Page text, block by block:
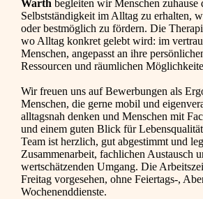
Warth begleiten wir Menschen zuhause
Selbstständigkeit im Alltag zu erhalten,
oder bestmöglich zu fördern. Die
wo Alltag konkret gelebt wird: im
Menschen, angepasst an ihre
Ressourcen und räumlichen
Wir freuen uns auf Bewerbungen als
Menschen, die gerne mobil und
alltagsnah denken und Menschen mit
und einem guten Blick für
Team ist herzlich, gut abgestimmt und
Zusammenarbeit, fachlichen Austausch
wertschätzenden Umgang. Die
Freitag vorgesehen, ohne Feiertags-,
Wochenenddienste.